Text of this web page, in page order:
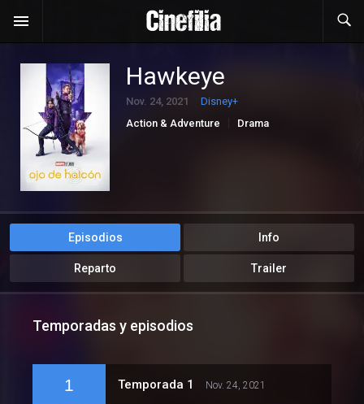
Hawkeye
Nov. 24, 2021
Disney+
Action & Adventure
Drama
Episodios Info
Reparto Trailer
Temporadas y episodios
1 Temporada 1 Nov. 24, 2021